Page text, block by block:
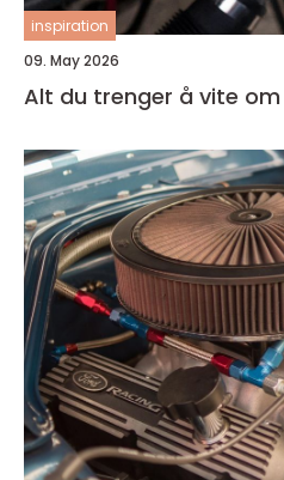
inspiration
09. May 2026
Alt du trenger å vite